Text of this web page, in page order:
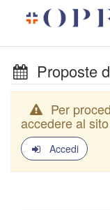
Proposte
Per
accedere al sito
Accedi